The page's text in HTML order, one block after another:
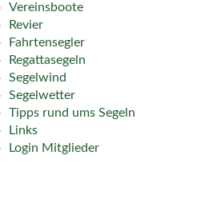
Vereinsboote
Revier
Fahrtensegler
Regattasegeln
Segelwind
Segelwetter
Tipps rund ums Segeln
Links
Login Mitglieder